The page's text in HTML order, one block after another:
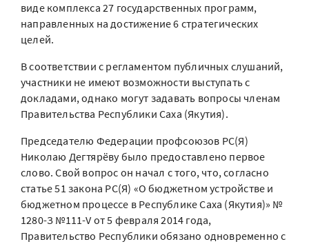
виде комплекса 27 государственных программ,
направленных на достижение 6 стратегических
целей.
В соответствии с регламентом публичных слушаний,
участники не имеют возможности выступать с
докладами, однако могут задавать вопросы членам
Правительства Республики Саха (Якутия).
Председателю Федерации профсоюзов РС(Я)
Николаю Дегтярёву было предоставлено первое
слово. Свой вопрос он начал с того, что, согласно
статье 51 закона РС(Я) «О бюджетном устройстве и
бюджетном процессе в Республике Саха (Якутия)» №
1280-З №111-V от 5 февраля 2014 года,
Правительство Республики обязано одновременно с